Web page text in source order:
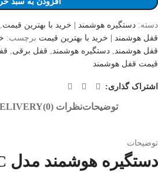
دسته: دستگیره هوشمند | خرید با بهترین قیمت
قفل هوشمند | خرید با بهترین قیمت برچسب:
قفل هوشمند
دستگیره هوشمند قفل برقی
قیمت قفل هوشمند
اشتراک گذاری:
توضیحاتنظرات (0)
توضیحات
دستگیره هوشمند مدل S6C